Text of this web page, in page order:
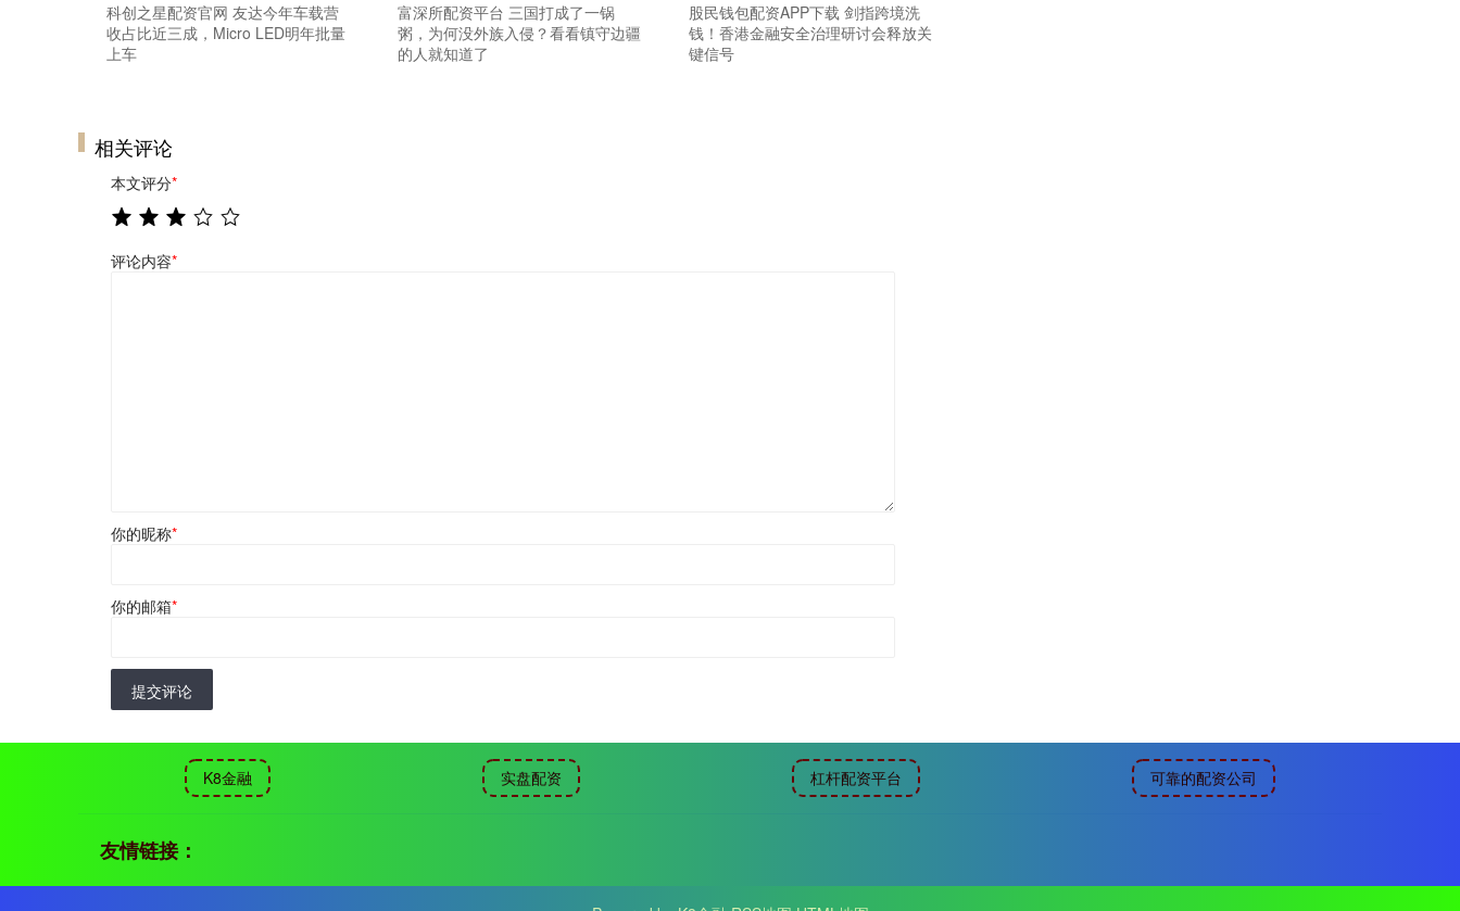
科创之星配资官网 友达今年车载营
收占比近三成，Micro LED明年批量
上车
富深所配资平台 三国打成了一锅
粥，为何没外族入侵？看看镇守边疆
的人就知道了
股民钱包配资APP下载 剑指跨境洗
钱！香港金融安全治理研讨会释放关
键信号
相关评论
本文评分*
评论内容*
你的昵称*
你的邮箱*
提交评论
K8金融 实盘配资 杠杆配资平台 可靠的配资公司
友情链接：